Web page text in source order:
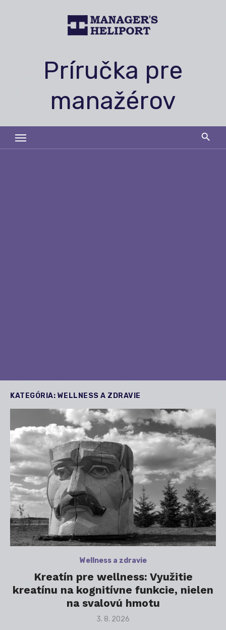
Príručka pre
manažérov
KATEGÓRIA: WELLNESS A ZDRAVIE
Wellness a zdravie
Kreatín pre wellness: Využitie
kreatínu na kognitívne funkcie, nielen
na svalovú hmotu
Posted
3. 8. 2026